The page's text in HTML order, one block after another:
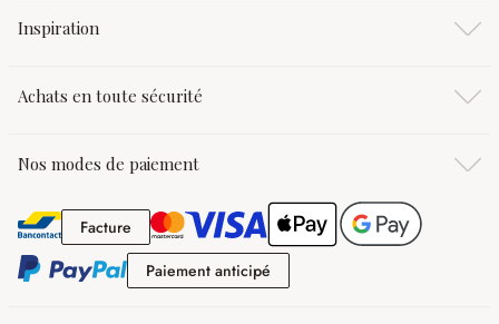
Inspiration
Achats en toute sécurité
Nos modes de paiement
FactureFacture
Paiement anticipé